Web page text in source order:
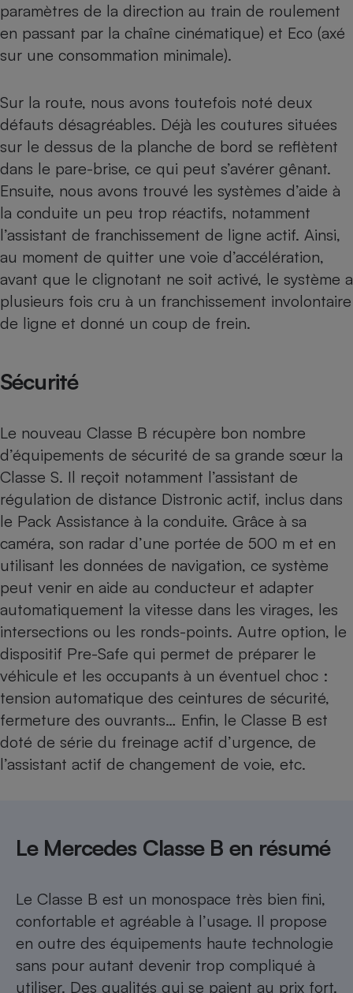
paramètres de la direction au train de roulement
en passant par la chaîne cinématique) et Eco (axé
sur une consommation minimale).
Sur la route, nous avons toutefois noté deux
défauts désagréables. Déjà les coutures situées
sur le dessus de la planche de bord se reflètent
dans le pare-brise, ce qui peut s’avérer gênant.
Ensuite, nous avons trouvé les systèmes d’aide à
la conduite un peu trop réactifs, notamment
l’assistant de franchissement de ligne actif. Ainsi,
au moment de quitter une voie d’accélération,
avant que le clignotant ne soit activé, le système a
plusieurs fois cru à un franchissement involontaire
de ligne et donné un coup de frein.
Sécurité
Le nouveau Classe B récupère bon nombre
d’équipements de sécurité de sa grande sœur la
Classe S. Il reçoit notamment l’assistant de
régulation de distance Distronic actif, inclus dans
le Pack Assistance à la conduite. Grâce à sa
caméra, son radar d’une portée de 500 m et en
utilisant les données de navigation, ce système
peut venir en aide au conducteur et adapter
automatiquement la vitesse dans les virages, les
intersections ou les ronds-points. Autre option, le
dispositif Pre-Safe qui permet de préparer le
véhicule et les occupants à un éventuel choc :
tension automatique des ceintures de sécurité,
fermeture des ouvrants… Enfin, le Classe B est
doté de série du freinage actif d’urgence, de
l’assistant actif de changement de voie, etc.
Le Mercedes Classe B en résumé
Le Classe B est un monospace très bien fini,
confortable et agréable à l’usage. Il propose
en outre des équipements haute technologie
sans pour autant devenir trop compliqué à
utiliser. Des qualités qui se paient au prix fort.